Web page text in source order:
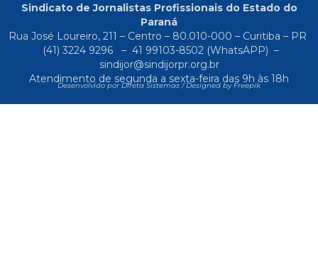
Sindicato de Jornalistas Profissionais do Estado do
Paraná
Rua José Loureiro, 211 – Centro – 80.010-000 – Curitiba – PR
(41) 3224 9296
– 41 99103-8502(WhatsAPP) –
sindijor@sindijorpr.org.br
Atendimento de segunda a sexta-feira das 9h às 18h
Desenvolvido por Direta Sistemas /Designed by Freepik